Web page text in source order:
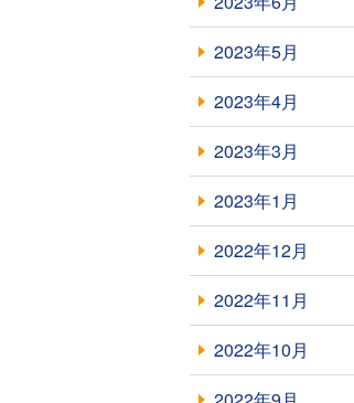
2023年5月
2023年4月
2023年3月
2023年1月
2022年12月
2022年11月
2022年10月